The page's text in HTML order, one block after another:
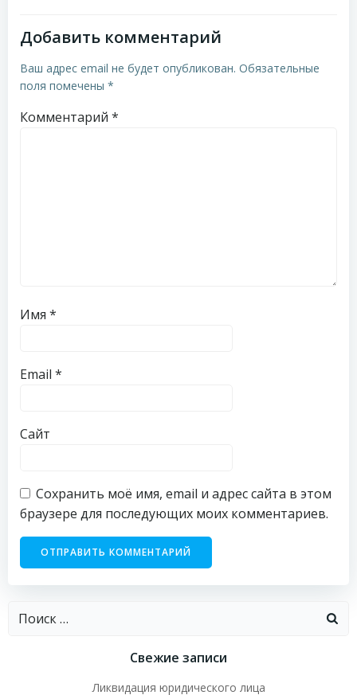
Добавить комментарий
Ваш адрес email не будет опубликован. Обязательные
поля помечены *
Комментарий *
Имя *
Email *
Сайт
Сохранить моё имя, email и адрес сайта в этом
браузере для последующих моих комментариев.
Найти:
Свежие записи
Ликвидация юридического лица